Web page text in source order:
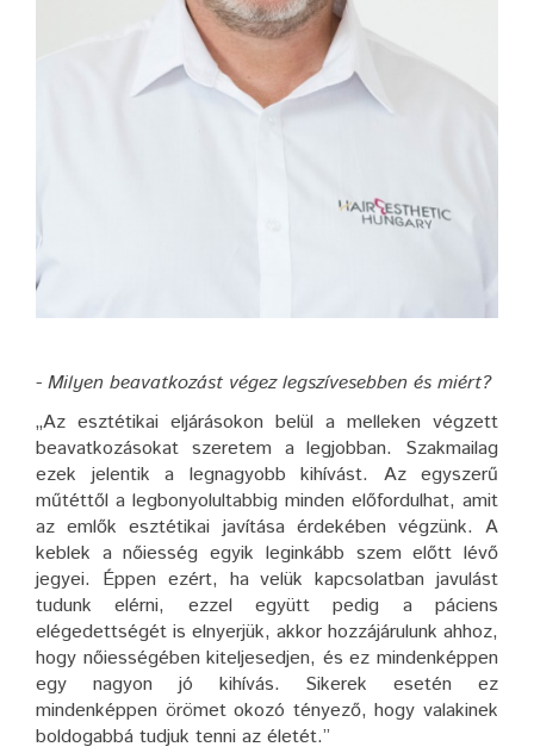
- Milyen beavatkozást végez legszívesebben és miért?
„Az esztétikai eljárásokon belül a melleken végzett
beavatkozásokat szeretem a legjobban. Szakmailag
ezek jelentik a legnagyobb kihívást. Az egyszerű
műtéttől a legbonyolultabbig minden előfordulhat, amit
az emlők esztétikai javítása érdekében végzünk. A
keblek a nőiesség egyik leginkább szem előtt lévő
jegyei. Éppen ezért, ha velük kapcsolatban javulást
tudunk elérni, ezzel együtt pedig a páciens
elégedettségét is elnyerjük, akkor hozzájárulunk ahhoz,
hogy nőiességében kiteljesedjen, és ez mindenképpen
egy nagyon jó kihívás. Sikerek esetén ez
mindenképpen örömet okozó tényező, hogy valakinek
boldogabbá tudjuk tenni az életét.”